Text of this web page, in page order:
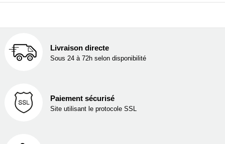
Livraison directe
Sous 24 à 72h selon disponibilité
Paiement sécurisé
Site utilisant le protocole SSL